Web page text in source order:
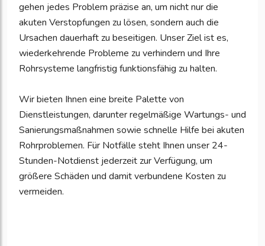
gehen jedes Problem präzise an, um nicht nur die
akuten Verstopfungen zu lösen, sondern auch die
Ursachen dauerhaft zu beseitigen. Unser Ziel ist es,
wiederkehrende Probleme zu verhindern und Ihre
Rohrsysteme langfristig funktionsfähig zu halten.
Wir bieten Ihnen eine breite Palette von
Dienstleistungen, darunter regelmäßige Wartungs- und
Sanierungsmaßnahmen sowie schnelle Hilfe bei akuten
Rohrproblemen. Für Notfälle steht Ihnen unser 24-
Stunden-Notdienst jederzeit zur Verfügung, um
größere Schäden und damit verbundene Kosten zu
vermeiden.